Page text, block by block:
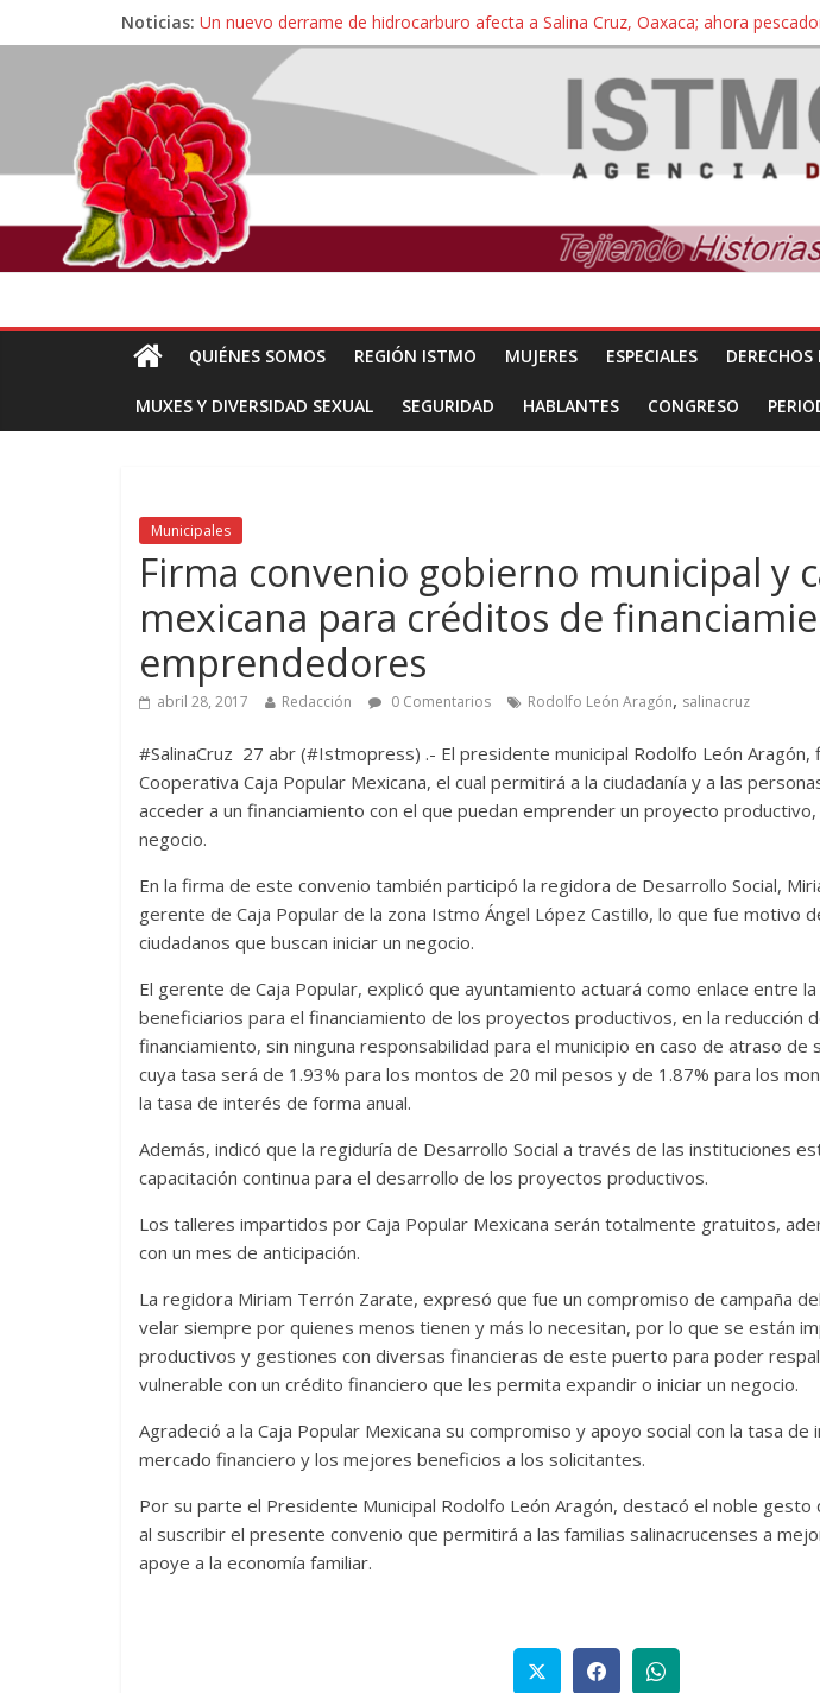
Noticias: Un nuevo derrame de hidrocarburo afecta a Salina Cruz, Oaxaca; ahora
Ángel, el joven autista expulsado por la Universidad Bienestar de Ixtepec,
Familiares de periodista Alejandro Leyva se reúnen con titular de la SEGOB y
Alertan pescadores de Juchitán, Oaxaca de nuevo despojo de su territorio para
Pescadores y comuneros ikoots detienen la extracción ilegal de material pétreo
QUIÉNES SOMOS REGIÓN ISTMO MUJERES ESPECIALES
MUXES Y DIVERSIDAD SEXUAL SEGURIDAD HABLANTES CONGRESO
Municipales
Firma convenio gobierno municipal y
mexicana para créditos de
emprendedores
abril 28, 2017 Redacción 0 Comentarios Rodolfo León Aragón, salinacruz
#SalinaCruz 27 abr (#Istmopress) .- El presidente municipal Rodolfo León Aragón,
Cooperativa Caja Popular Mexicana, el cual permitirá a la ciudadanía y a las
acceder a un financiamiento con el que puedan emprender un proyecto
negocio.
En la firma de este convenio también participó la regidora de Desarrollo Social,
gerente de Caja Popular de la zona Istmo Ángel López Castillo, lo que fue motivo
ciudadanos que buscan iniciar un negocio.
El gerente de Caja Popular, explicó que ayuntamiento actuará como enlace entre
beneficiarios para el financiamiento de los proyectos productivos, en la reducción
financiamiento, sin ninguna responsabilidad para el municipio en caso de atraso de
cuya tasa será de 1.93% para los montos de 20 mil pesos y de 1.87% para los
la tasa de interés de forma anual.
Además, indicó que la regiduría de Desarrollo Social a través de las instituciones
capacitación continua para el desarrollo de los proyectos productivos.
Los talleres impartidos por Caja Popular Mexicana serán totalmente gratuitos,
con un mes de anticipación.
La regidora Miriam Terrón Zarate, expresó que fue un compromiso de campaña
velar siempre por quienes menos tienen y más lo necesitan, por lo que se están
productivos y gestiones con diversas financieras de este puerto para poder
vulnerable con un crédito financiero que les permita expandir o iniciar un negocio.
Agradeció a la Caja Popular Mexicana su compromiso y apoyo social con la tasa de
mercado financiero y los mejores beneficios a los solicitantes.
Por su parte el Presidente Municipal Rodolfo León Aragón, destacó el noble gesto
al suscribir el presente convenio que permitirá a las familias salinacrucenses a
apoye a la economía familiar.